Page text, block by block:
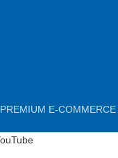
. PREMIUM E-COMMERCE